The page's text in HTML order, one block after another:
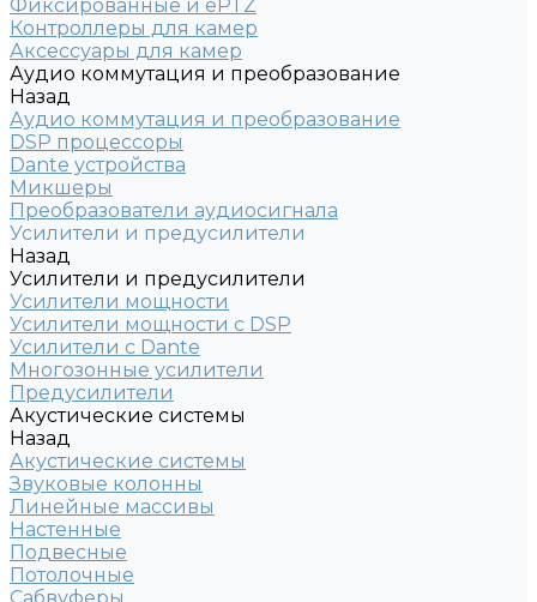
Фиксированные и ePTZ
Контроллеры для камер
Аксессуары для камер
Аудио коммутация и преобразование
Назад
Аудио коммутация и преобразование
DSP процессоры
Dante устройства
Микшеры
Преобразователи аудиосигнала
Усилители и предусилители
Назад
Усилители и предусилители
Усилители мощности
Усилители мощности с DSP
Усилители с Dante
Многозонные усилители
Предусилители
Акустические системы
Назад
Акустические системы
Звуковые колонны
Линейные массивы
Настенные
Подвесные
Потолочные